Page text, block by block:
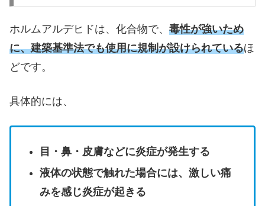
ホルムアルデヒドは、化合物で、 毒性が強いため
に、建築基準法でも使用に規制が設けられているほ
どです。
具体的には、
目・鼻・皮膚などに炎症が発生する
液体の状態で触れた場合には、激しい痛
みを感じ炎症が起きる